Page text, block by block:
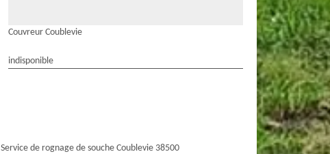
Couvreur Coublevie
indisponible
Service de rognage de souche Coublevie 38500